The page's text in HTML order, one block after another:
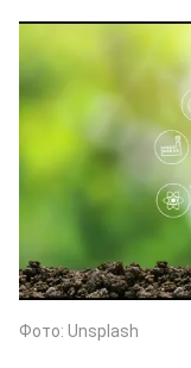
Фото: Unsplash